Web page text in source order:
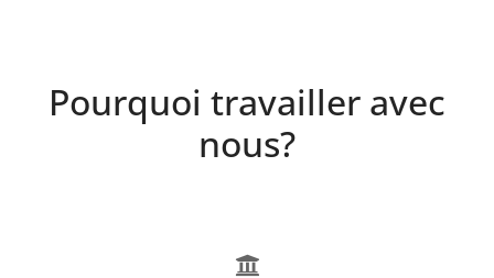
Pourquoi travailler avec
nous?